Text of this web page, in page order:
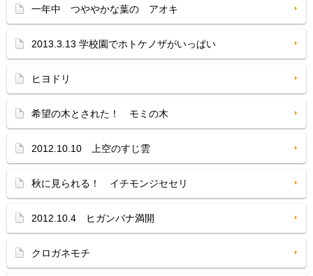
一年中 つややかな葉の アオキ
2013.3.13 学校園でホトケノザがいっぱい
ヒヨドリ
希望の木とされた！ モミの木
2012.10.10 上空のすじ雲
秋に見られる！ イチモンジセセリ
2012.10.4 ヒガンバナ満開
クロガネモチ